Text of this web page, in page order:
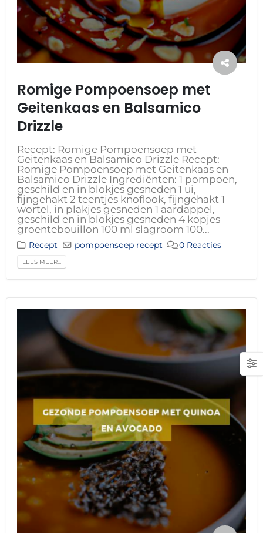
Romige Pompoensoep met
Geitenkaas en Balsamico
Drizzle
Recept: Romige Pompoensoep met
Geitenkaas en Balsamico Drizzle Recept:
Romige Pompoensoep met Geitenkaas en
Balsamico Drizzle Ingrediënten: 1 pompoen,
geschild en in blokjes gesneden 1 ui,
fijngehakt 2 teentjes knoflook, fijngehakt 1
wortel, in plakjes gesneden 1 aardappel,
geschild en in blokjes gesneden 4 kopjes
groentebouillon 100 ml slagroom 100...
Recept pompoensoep recept 0 Reacties
LEES MEER...